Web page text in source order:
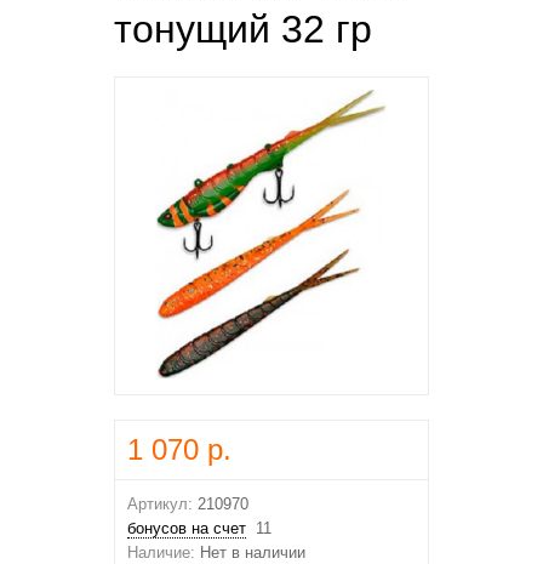
тонущий 32 гр
1 070 р.
Артикул: 210970
бонусов на счет 11
Наличие: Нет в наличии